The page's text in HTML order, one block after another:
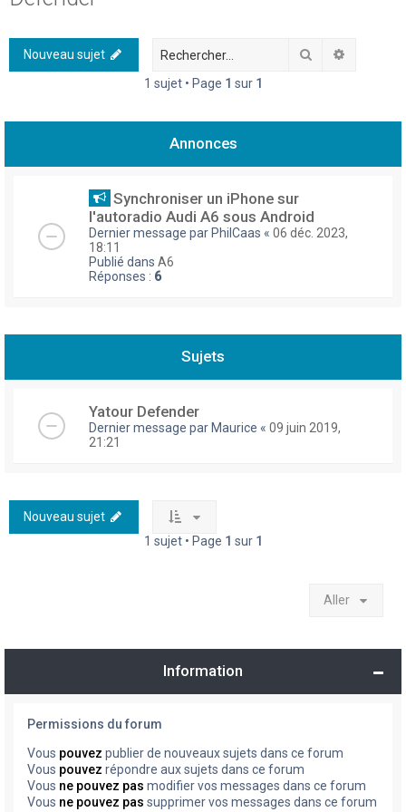
h
r
Nouveau sujet Rechercher
1 sujet • Page 1 sur 1
Annonces
Synchroniser un iPhone sur
l'autoradio Audi A6 sous Android
Dernier message par PhilCaas « 06 déc. 2023,
18:11
Publié dans A6
Réponses : 6
Sujets
Yatour Defender
Dernier message par Maurice « 09 juin 2019,
21:21
Nouveau sujet
1 sujet • Page 1 sur 1
Aller
Information
Permissions du forum
Vous pouvez publier de nouveaux sujets dans ce forum
Vous pouvez répondre aux sujets dans ce forum
Vous ne pouvez pas modifier vos messages dans ce forum
Vous ne pouvez pas supprimer vos messages dans ce forum